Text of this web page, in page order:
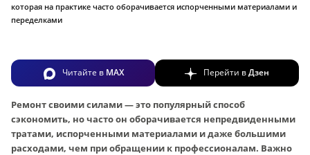
которая на практике часто оборачивается испорченными материалами и
переделками
Читайте в MAX Перейти вДзен
Ремонт своими силами — это популярный способ
сэкономить, но часто он оборачивается непредвиденными
тратами, испорченными материалами и даже большими
расходами, чем при обращении к профессионалам. Важно